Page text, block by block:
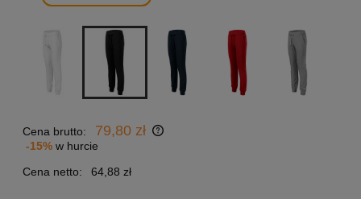
Cena brutto: 79,80 zł
-15% w hurcie
Cena netto:
64,88 zł